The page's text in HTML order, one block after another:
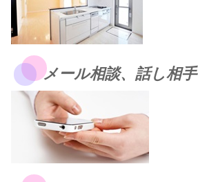
メール相談、話し相手